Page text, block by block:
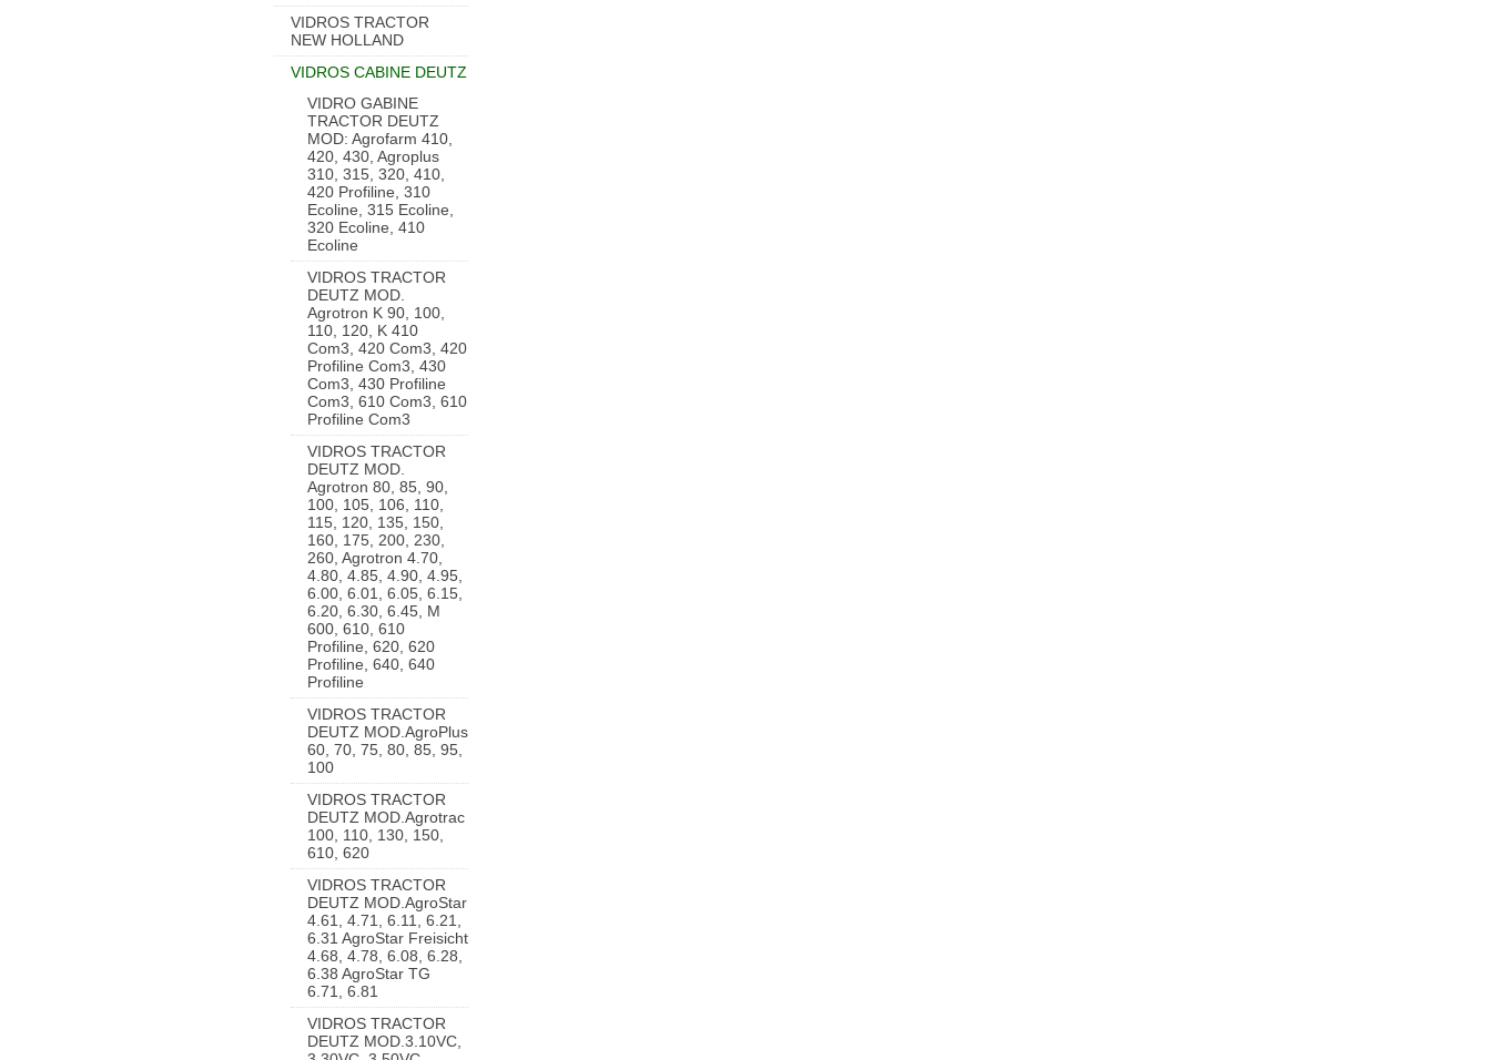
VIDROS TRACTOR
NEW HOLLAND
VIDROS CABINE DEUTZ
VIDRO GABINE
TRACTOR DEUTZ
MOD: Agrofarm 410,
420, 430, Agroplus
310, 315, 320, 410,
420 Profiline, 310
Ecoline, 315 Ecoline,
320 Ecoline, 410
Ecoline
VIDROS TRACTOR
DEUTZ MOD.
Agrotron K 90, 100,
110, 120, K 410
Com3, 420 Com3, 420
Profiline Com3, 430
Com3, 430 Profiline
Com3, 610 Com3, 610
Profiline Com3
VIDROS TRACTOR
DEUTZ MOD.
Agrotron 80, 85, 90,
100, 105, 106, 110,
115, 120, 135, 150,
160, 175, 200, 230,
260, Agrotron 4.70,
4.80, 4.85, 4.90, 4.95,
6.00, 6.01, 6.05, 6.15,
6.20, 6.30, 6.45, M
600, 610, 610
Profiline, 620, 620
Profiline, 640, 640
Profiline
VIDROS TRACTOR
DEUTZ MOD.AgroPlus
60, 70, 75, 80, 85, 95,
100
VIDROS TRACTOR
DEUTZ MOD.Agrotrac
100, 110, 130, 150,
610, 620
VIDROS TRACTOR
DEUTZ MOD.AgroStar
4.61, 4.71, 6.11, 6.21,
6.31 AgroStar Freisicht
4.68, 4.78, 6.08, 6.28,
6.38 AgroStar TG
6.71, 6.81
VIDROS TRACTOR
DEUTZ MOD.3.10VC,